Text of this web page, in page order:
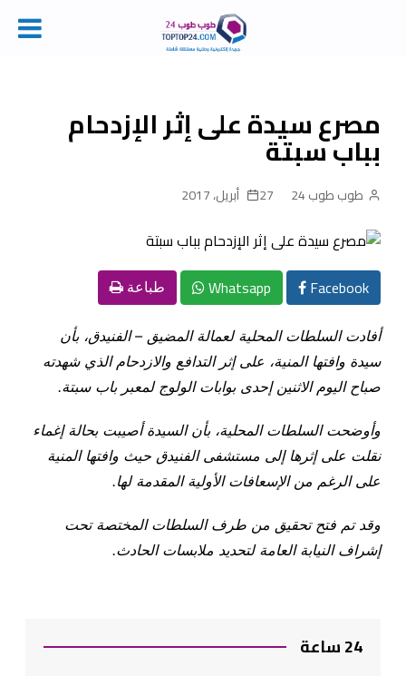
مصرع سيدة على إثر الإزدحام
بباب سبتة
طوب طوب 24 27 أبريل، 2017
Facebook
Whatsapp طباعة
أفادت السلطات المحلية لعمالة المضيق – الفنيدق، بأن
سيدة وافتها المنية، على إثر التدافع والازدحام الذي شهدته
صباح اليوم الاثنين إحدى بوابات الولوج لمعبر باب سبتة.
وأوضحت السلطات المحلية، بأن السيدة أصيبت بحالة إغماء
نقلت على إثرها إلى مستشفى الفنيدق حيث وافتها المنية
على الرغم من الإسعافات الأولية المقدمة لها.
وقد تم فتح تحقيق من طرف السلطات المختصة تحت
إشراف النيابة العامة لتحديد ملابسات الحادث.
24 ساعة